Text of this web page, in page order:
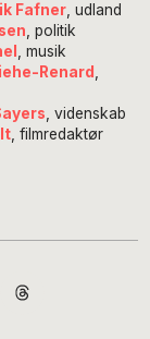
Fafner, udland
, politik
, musik
Renard ,
, videnskab
, filmredaktør